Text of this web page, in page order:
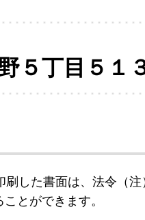
５丁目５１
刷した書面は、法令（
とができます。